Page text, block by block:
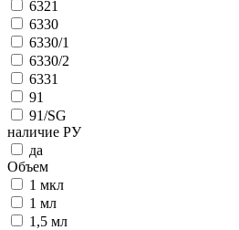
6321
6330
6330/1
6330/2
6331
91
91/SG
наличие РУ
да
Объем
1 мкл
1 мл
1,5 мл